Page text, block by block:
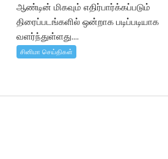
ஆண்டின் மிகவும் எதிர்பார்க்கப்படும்
திரைப்படங்களில் ஒன்றாக படிப்படியாக
வளர்ந்துள்ளது....
சினிமா செய்திகள்